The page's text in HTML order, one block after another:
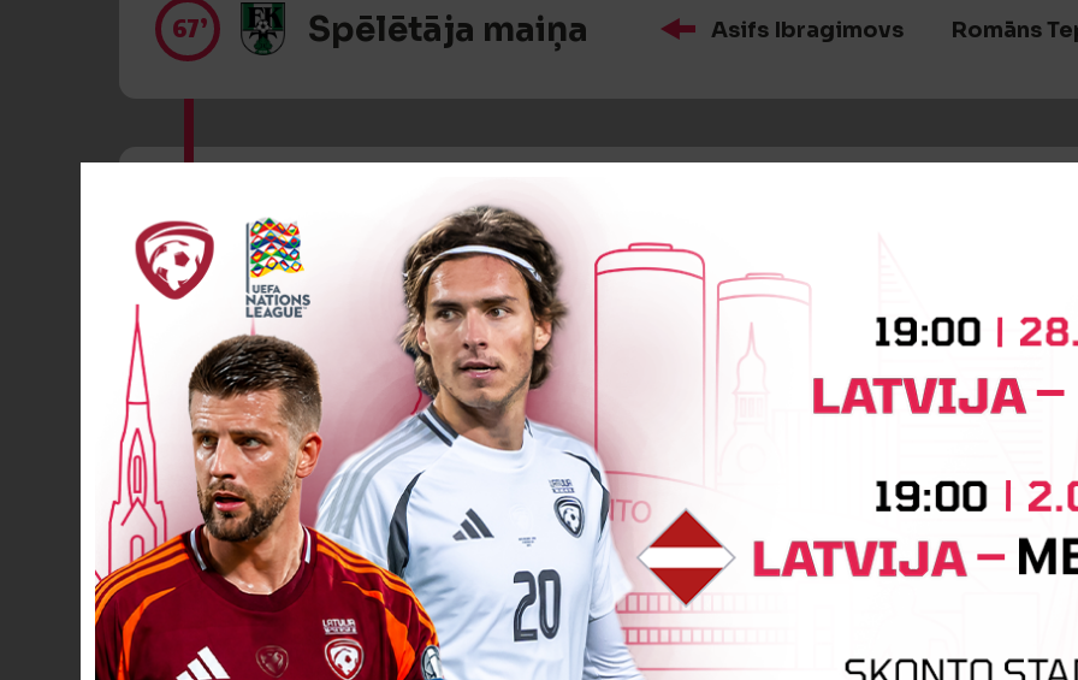
67’ Spēlētāja maiņa Asifs Ibragimovs Romāns
69’ Spēlētāja maiņa
72’ Spēlētāja maiņa Edgars Vērdiņš Sandijs
74’ VĀĀĀĀRTI! 3:0 Vārtus guva